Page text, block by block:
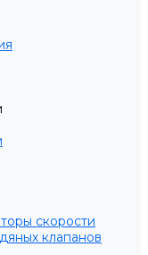
скорости
клапанов